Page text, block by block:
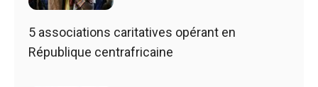
5 associations caritatives opérant en
République centrafricaine